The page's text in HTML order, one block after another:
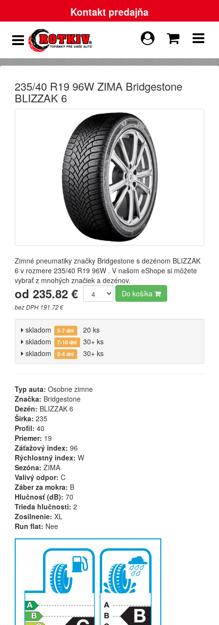
Kontakt predajňa
235/40 R19 96W ZIMA Bridgestone
BLIZZAK 6
Zimné pneumatiky značky Bridgestone s dezénom BLIZZAK
6 v rozmere 235/40 R19 96W . V našom eShope si môžete
vybrať z mnohých značiek a dezénov.
od 235.82 €
bez DPH 191.72 €
Do košíka
skladom 5-7 dní
20 ks
skladom
7-10 dní
30+ ks
skladom
2-4 dni 30+ ks
Typ auta: Osobne zimne
Značka: Bridgestone
Dezén: BLIZZAK 6
Šírka: 235
Profil: 40
Priemer: 19
Záťažový index: 96
Rýchlostný index: W
Sezóna: ZIMA
Valivý odpor: C
Záber za mokra: B
Hlučnosť (dB): 70
Trieda hlučnosti: 2
Zosilnenie: XL
Run flat: Nee